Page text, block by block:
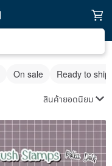
On sale Ready to ship
สินค้ายอดนิยม